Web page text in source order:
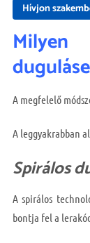
Hívjon
A megfelelő
A leggyakrabban
Spirálos
A spirálos
bontja fel a